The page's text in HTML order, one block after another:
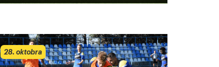
28. oktobra